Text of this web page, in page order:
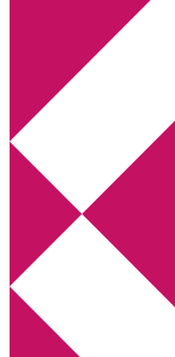
Annikas litteratur-
Deckare,
Hem